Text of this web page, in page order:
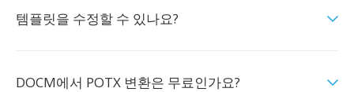
템플릿을 수정할 수 있나요?
DOCM에서 POTX 변환은 무료인가요?